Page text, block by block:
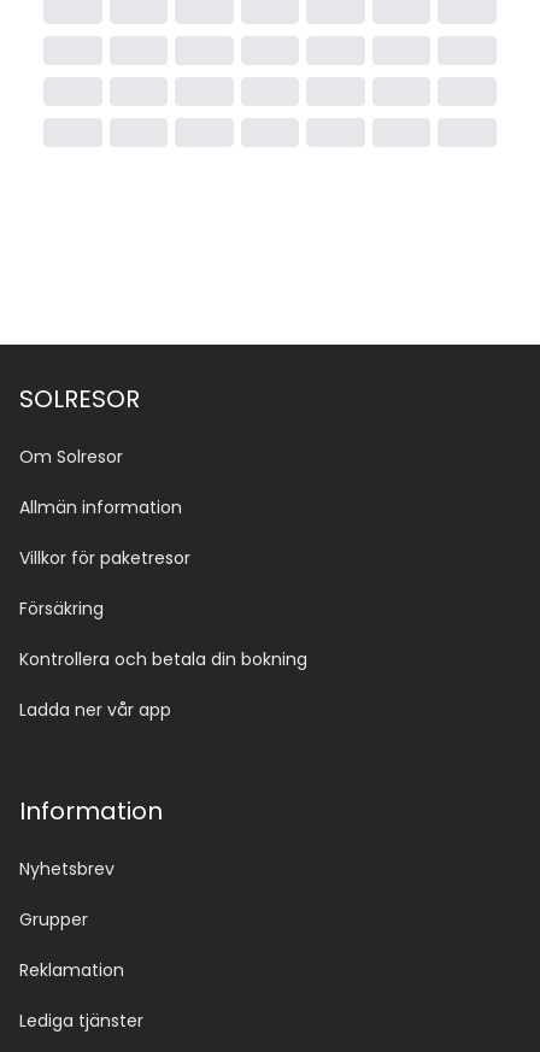
SOLRESOR
Om Solresor
Allmän information
Villkor för paketresor
Försäkring
Kontrollera och betala din bokning
Ladda ner vår app
Information
Nyhetsbrev
Grupper
Reklamation
Lediga tjänster